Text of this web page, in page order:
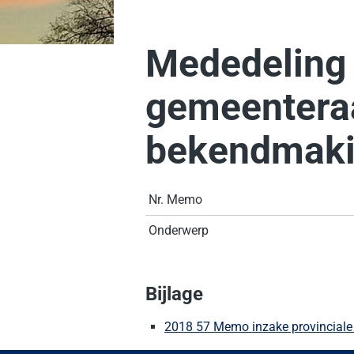
Nr. Memo
Onderwerp
Bijlage
2018 57 Memo inzake